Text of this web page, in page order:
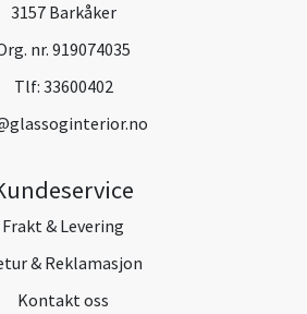
3157 Barkåker
nr. 919074035
Tlf: 33600402
Frakt & Levering
& Reklamasjon
Kontakt oss